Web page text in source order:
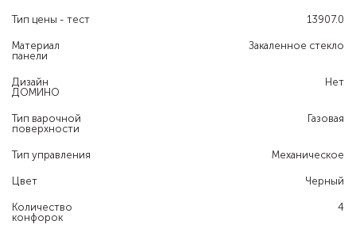
Тип цены - тест 13907.0
Материал
панели
Закаленное стекло
Дизайн
ДОМИНО
Нет
Тип варочной
поверхности
Газовая
Тип управления Механическое
Цвет Черный
Количество
конфорок
4